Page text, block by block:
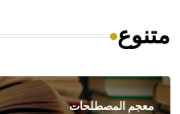
متنوع
معجم المصطلحات